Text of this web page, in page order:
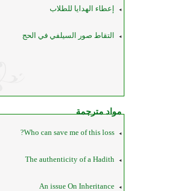
إعطاء الهدايا للطلاب
التقاط صور السيلفي في الحج
مواد مترجمة
Who can save me of this loss?
The authenticity of a Hadith
An issue On Inheritance